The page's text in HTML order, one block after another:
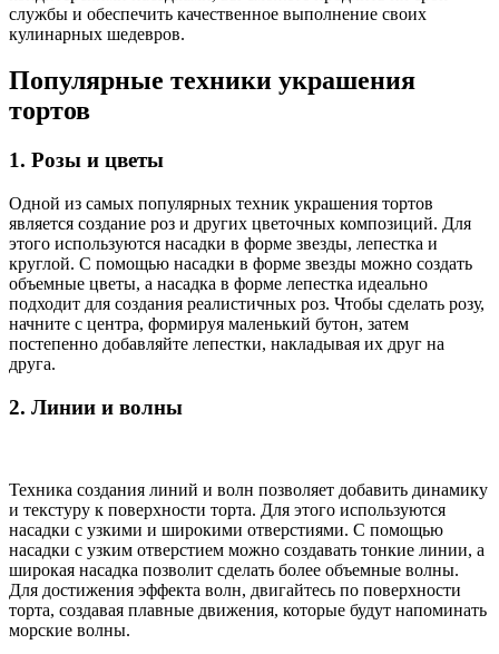
службы и обеспечить качественное выполнение своих
кулинарных шедевров.
Популярные техники украшения
тортов
1. Розы и цветы
Одной из самых популярных техник украшения тортов
является создание роз и других цветочных композиций. Для
этого используются насадки в форме звезды, лепестка и
круглой. С помощью насадки в форме звезды можно создать
объемные цветы, а насадка в форме лепестка идеально
подходит для создания реалистичных роз. Чтобы сделать розу,
начните с центра, формируя маленький бутон, затем
постепенно добавляйте лепестки, накладывая их друг на
друга.
2. Линии и волны
Техника создания линий и волн позволяет добавить динамику
и текстуру к поверхности торта. Для этого используются
насадки с узкими и широкими отверстиями. С помощью
насадки с узким отверстием можно создавать тонкие линии, а
широкая насадка позволит сделать более объемные волны.
Для достижения эффекта волн, двигайтесь по поверхности
торта, создавая плавные движения, которые будут напоминать
морские волны.